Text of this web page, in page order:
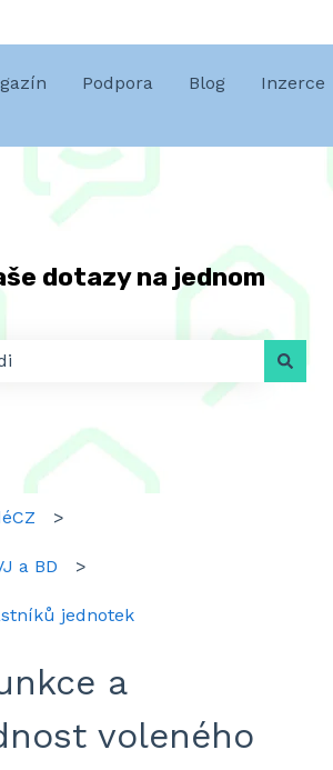
podnabídku pro překlady
Podpora Blog Inzerce
dotazy na jednom
žádné návrhy, protože pole
a BD
jednotek
a
voleného